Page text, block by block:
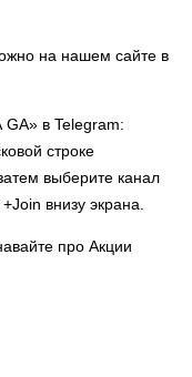
на нашем сайте в
в Telegram:
строке
выберите канал
внизу экрана.
про Акции